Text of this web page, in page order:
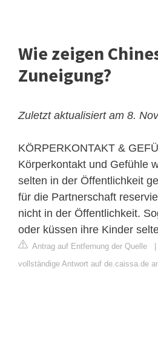
Wie zeigen
Zuneigung?
Zuletzt aktualisiert am 8.
KÖRPERKONTAKT &
Körperkontakt und Gefühle
selten in der Öffentlichkeit
für die Partnerschaft
nicht in der Öffentlichkeit.
oder küssen ihre Kinder
Antrag auf Entfernung der Quelle
vollständige Antwort auf de.caissa.de